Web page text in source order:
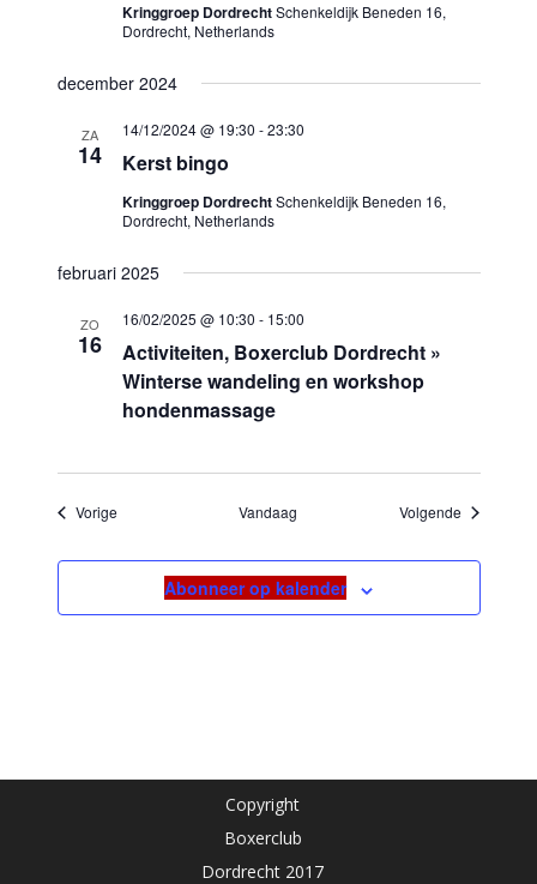
Kringgroep DordrechtSchenkeldijk Beneden 16,
Dordrecht, Netherlands
december 2024
ZA
14 Kerst bingo
14/12/2024 @ 19:30 -23:30
Kringgroep DordrechtSchenkeldijk Beneden 16,
Dordrecht, Netherlands
februari 2025
ZO
16
Activiteiten, Boxerclub Dordrecht »
Winterse wandeling en workshop
hondenmassage
16/02/2025 @ 10:30 - 15:00
VorigeEvenementen Vandaag Volgende
Abonneer op kalender
Copyright
Boxerclub
Dordrecht 2017